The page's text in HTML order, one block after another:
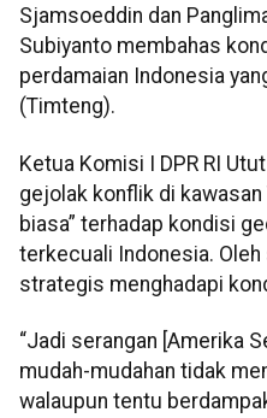
Sjamsoeddin dan
Subiyanto membahas
perdamaian Indonesia
(Timteng).
Ketua Komisi I DPR RI
gejolak konflik di
biasa” terhadap kondisi
terkecuali Indonesia. Oleh
strategis menghadapi
“Jadi serangan [Amerika
mudah-mudahan tidak
walaupun tentu